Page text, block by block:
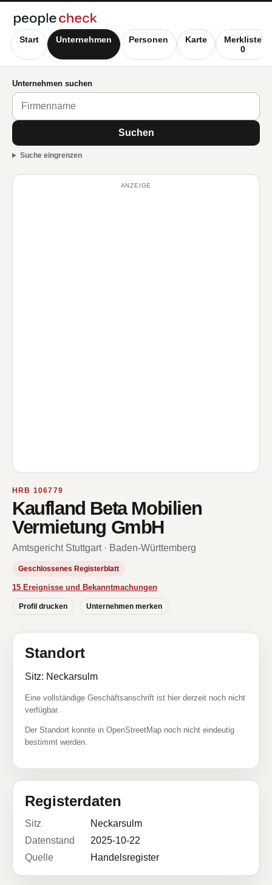
Start Unternehmen Personen Karte
Merkliste
0
Unternehmen suchen
Suchen
Suche eingrenzen
ANZEIGE
HRB 106779
Kaufland Beta Mobilien
Vermietung GmbH
Amtsgericht Stuttgart · Baden-Württemberg
Geschlossenes Registerblatt
15 Ereignisse und Bekanntmachungen
Profil drucken Unternehmen merken
Standort
Sitz: Neckarsulm
Eine vollständige Geschäftsanschrift ist hier derzeit noch nicht
verfügbar.
Der Standort konnte in OpenStreetMap noch nicht eindeutig
bestimmt werden.
Registerdaten
Sitz
Neckarsulm
Datenstand
2025-10-22
Quelle
Handelsregister